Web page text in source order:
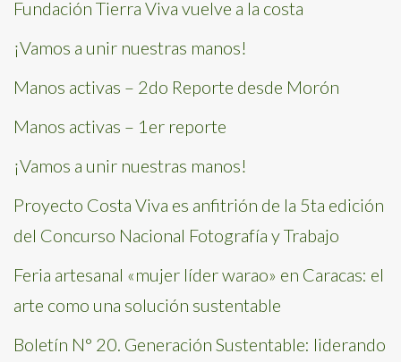
Fundación Tierra Viva vuelve a la costa
¡Vamos a unir nuestras manos!
Manos activas – 2do Reporte desde Morón
Manos activas – 1er reporte
¡Vamos a unir nuestras manos!
Proyecto Costa Viva es anfitrión de la 5ta edición
del Concurso Nacional Fotografía y Trabajo
Feria artesanal «mujer líder warao» en Caracas: el
arte como una solución sustentable
Boletín N° 20. Generación Sustentable: liderando